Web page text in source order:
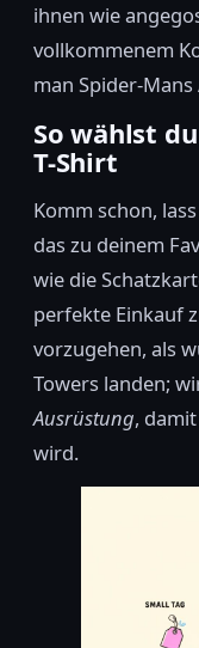
ihnen wie
vollkommenem
man Spider-
So wählst
T-Shirt
Komm schon,
das zu deinem
wie die
perfekte Einkauf
vorzugehen, als
Towers landen;
Ausrüstung,
wird.